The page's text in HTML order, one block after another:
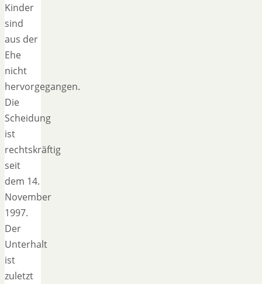
Kinder
sind
aus der
Ehe
nicht
hervorgegangen.
Die
Scheidung
ist
rechtskräftig
seit
dem 14.
November
1997.
Der
Unterhalt
ist
zuletzt